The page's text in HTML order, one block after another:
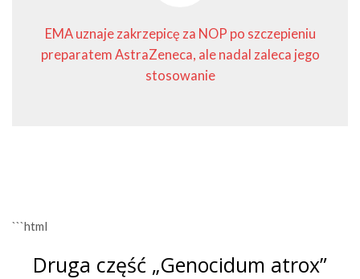
EMA uznaje zakrzepicę za NOP po szczepieniu
preparatem AstraZeneca, ale nadal zaleca jego
stosowanie
```html
Druga część „Genocidum atrox”